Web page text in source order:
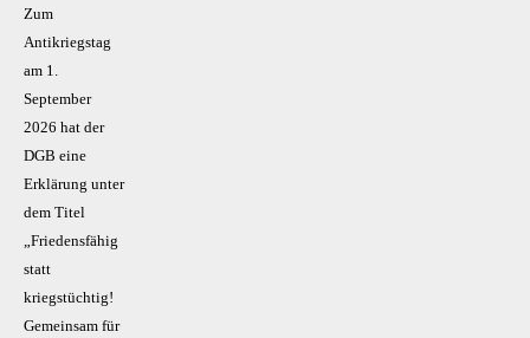
Zum
Antikriegstag
am 1.
September
2026 hat der
DGB eine
Erklärung unter
dem Titel
„Friedensfähig
statt
kriegstüchtig!
Gemeinsam für